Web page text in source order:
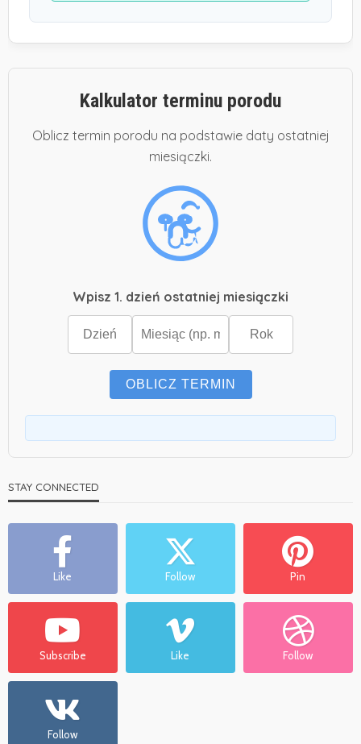
Kalkulator terminu porodu
Oblicz termin porodu na podstawie daty ostatniej
miesiączki.
Wpisz 1. dzień ostatniej miesiączki
OBLICZ TERMIN
STAY CONNECTED
Like Follow Pin
Subscribe Like Follow
Follow